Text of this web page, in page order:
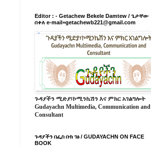
Editor : - Getachew Bekele Damtew / ጌታቸው
በቀለ e-mail=getachewb221@gmail.com
ጉዳያችን ሚድያ፣ኮሚንኬሽን እና ምክር አገልግሎት
Gudayachn Multimedia, Communication and
Consultant
ጉዳያችን በፌስ ቡክ ገፅ / GUDAYACHN ON FACE
BOOK